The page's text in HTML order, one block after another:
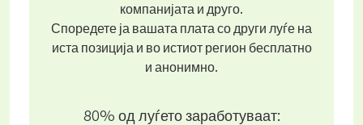
компанијата и друго.
Споредете ја вашата плата со други луѓе на
иста позиција и во истиот регион бесплатно
и анонимно.
80% од луѓето заработуваат: